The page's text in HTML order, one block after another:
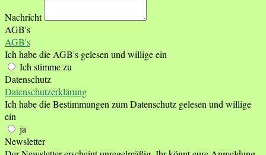
Nachricht
AGB's
AGB's
Ich habe die AGB's gelesen und willige ein
Ich stimme zu
Datenschutz
Datenschutzerklärung
Ich habe die Bestimmungen zum Datenschutz gelesen und willige
ein
ja
Newsletter